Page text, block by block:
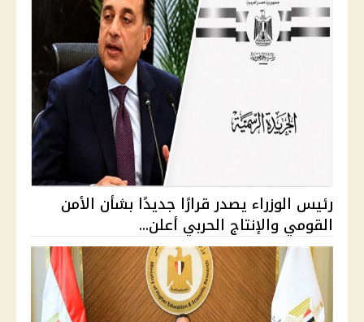
رئيس الوزراء يصدر قرارًا جديدًا بشأن الأمن
القومي والإنتاج الحربي أعلن...